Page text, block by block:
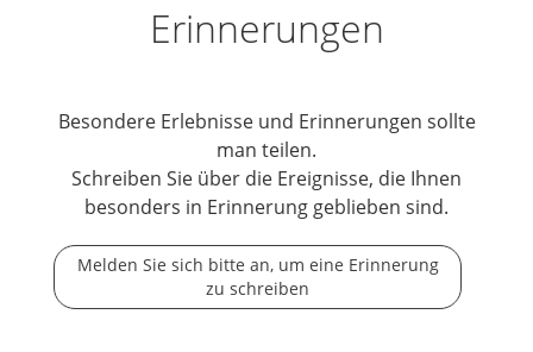
Erinnerungen
Besondere Erlebnisse und Erinnerungen sollte
man teilen.
Schreiben Sie über die Ereignisse, die Ihnen
besonders in Erinnerung geblieben sind.
Melden Sie sich bitte an, um eine Erinnerung
zu schreiben